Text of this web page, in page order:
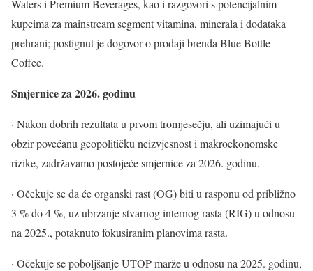
Waters i Premium Beverages, kao i razgovori s potencijalnim
kupcima za mainstream segment vitamina, minerala i dodataka
prehrani; postignut je dogovor o prodaji brenda Blue Bottle
Coffee.
Smjernice za 2026. godinu
· Nakon dobrih rezultata u prvom tromjesečju, ali uzimajući u
obzir povećanu geopolitičku neizvjesnost i makroekonomske
rizike, zadržavamo postojeće smjernice za 2026. godinu.
· Očekuje se da će organski rast (OG) biti u rasponu od približno
3 % do 4 %, uz ubrzanje stvarnog internog rasta (RIG) u odnosu
na 2025., potaknuto fokusiranim planovima rasta.
· Očekuje se poboljšanje UTOP marže u odnosu na 2025. godinu,